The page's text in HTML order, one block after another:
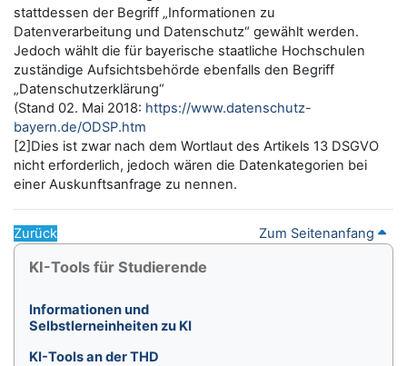
stattdessen der Begriff „Informationen zu
Datenverarbeitung und Datenschutz“ gewählt werden.
Jedoch wählt die für bayerische staatliche Hochschulen
zuständige Aufsichtsbehörde ebenfalls den Begriff
„Datenschutzerklärung“
(Stand 02. Mai 2018: https://www.datenschutz-
bayern.de/ODSP.htm
[2]Dies ist zwar nach dem Wortlaut des Artikels 13 DSGVO
nicht erforderlich, jedoch wären die Datenkategorien bei
einer Auskunftsanfrage zu nennen.
Zurück Zum Seitenanfang
Blöcke
KI-Tools für Studierende überspringen
KI-Tools für Studierende
Informationen und
Selbstlerneinheiten zu KI
KI-Tools an der THD